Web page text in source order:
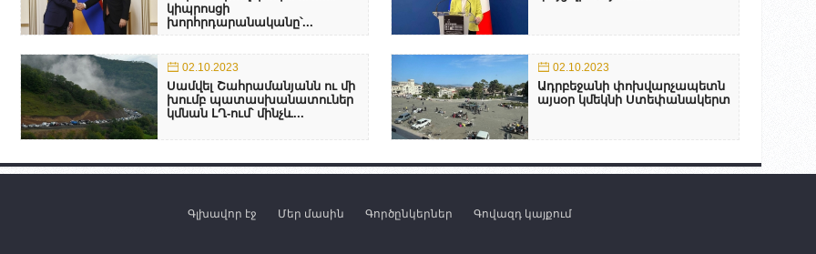
կիպրոսցի
խորհրդարանականը՝...
02.10.2023
Սամվել Շահրամանյանն ու մի
խումբ պատասխանատուներ
կմնան ԼՂ-ում՝ մինչև...
02.10.2023
Ադրբեջանի փոխվարչապետն
այսօր կմեկնի Ստեփանակերտ
Գլխավոր էջ Մեր մասին Գործընկերներ Գովազդ կայքում